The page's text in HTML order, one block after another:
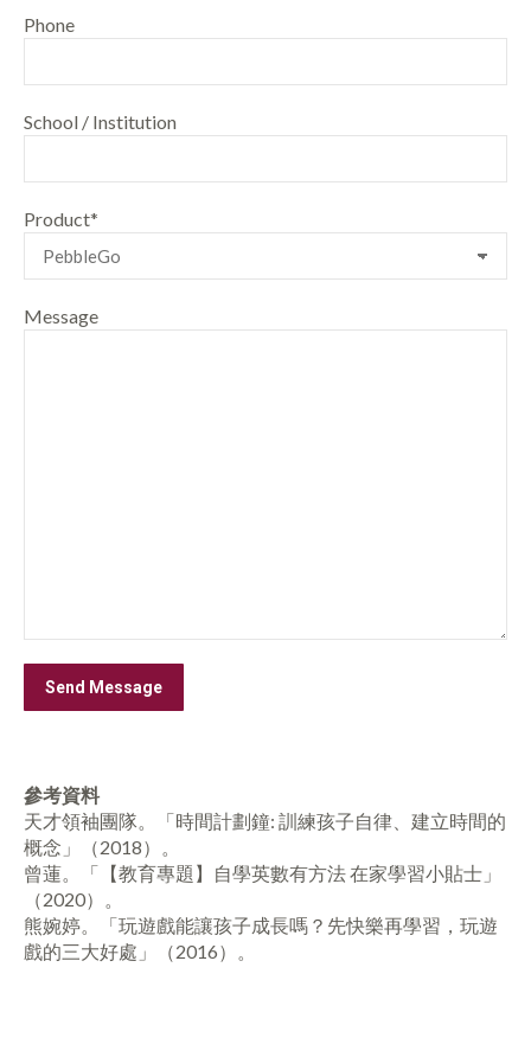
Phone
School / Institution
Product*
Message
參考資料
天才領袖團隊。「時間計劃鐘: 訓練孩子自律、建立時間的
概念」（2018）。
曾蓮。「【教育專題】自學英數有方法 在家學習小貼士」
（2020）。
熊婉婷。「玩遊戲能讓孩子成長嗎？先快樂再學習，玩遊
戲的三大好處」（2016）。